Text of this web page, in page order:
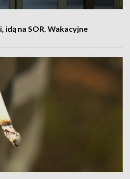
na SOR. Wakacyjne